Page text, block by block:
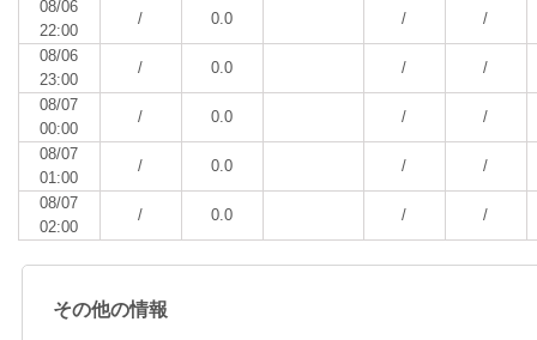
08/06
22:00
/ 0.0 / /
08/06
23:00
/ 0.0 / /
08/07
00:00
/ 0.0 / /
08/07
01:00
/ 0.0 / /
08/07
02:00
/ 0.0 / /
その他の情報